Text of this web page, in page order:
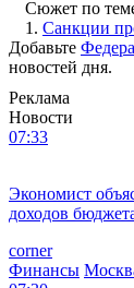
Сюжет по
1. Санкции
Добавьте
новостей дня.
Реклама
Новости
07:33
Экономист
доходов
corner
Финансы